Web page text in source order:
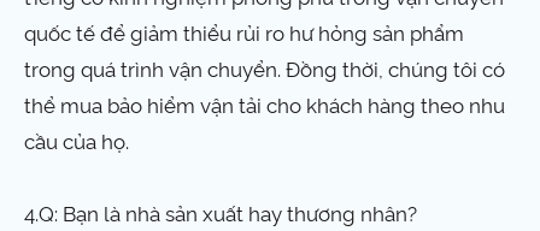
quốc tế để giảm thiểu rủi ro hư hỏng sản phẩm
trong quá trình vận chuyển. Đồng thời, chúng tôi có
thể mua bảo hiểm vận tải cho khách hàng theo nhu
cầu của họ.
4.Q: Bạn là nhà sản xuất hay thương nhân?